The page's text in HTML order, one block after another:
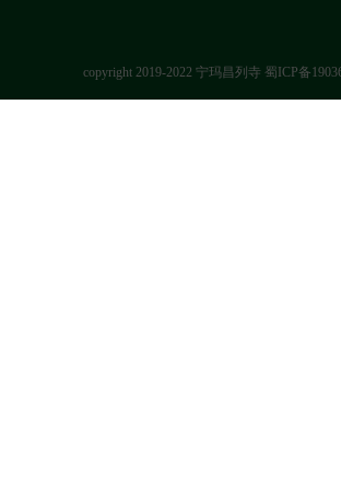
copyright 2019-2022 宁玛昌列寺 蜀ICP备